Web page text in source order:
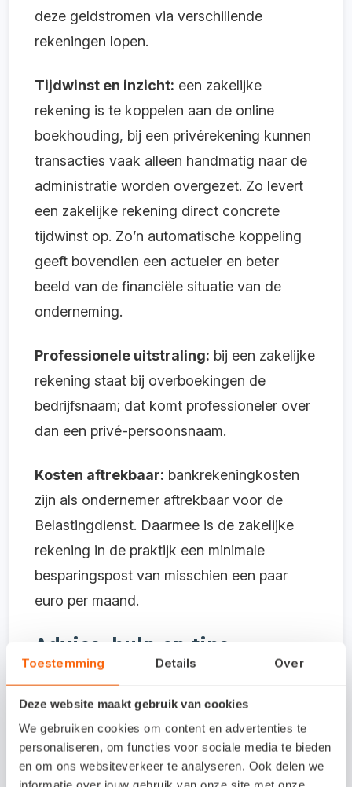
Toestemming Details Over
Deze website maakt gebruik van cookies
We gebruiken cookies om content en advertenties te
personaliseren, om functies voor sociale media te bieden
en om ons websiteverkeer te analyseren. Ook delen we
deze geldstromen via verschillende
rekeningen lopen.
Tijdwinst en inzicht: een zakelijke
rekening is te koppelen aan de online
boekhouding, bij een privérekening kunnen
transacties vaak alleen handmatig naar de
administratie worden overgezet. Zo levert
een zakelijke rekening direct concrete
tijdwinst op. Zo’n automatische koppeling
geeft bovendien een actueler en beter
beeld van de financiële situatie van de
onderneming.
Professionele uitstraling: bij een zakelijke
rekening staat bij overboekingen de
bedrijfsnaam; dat komt professioneler over
dan een privé-persoonsnaam.
Kosten aftrekbaar: bankrekeningkosten
zijn als ondernemer aftrekbaar voor de
Belastingdienst. Daarmee is de zakelijke
rekening in de praktijk een minimale
besparingspost van misschien een paar
euro per maand.
Advies, hulp en tips
Als startende ondernemers is het slim om
snel na de KVK-inschrijving in gesprek te
gaan met een boekhouder. Een deskundige
boekhouder geeft tips over het goed